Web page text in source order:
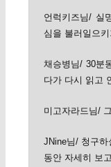
언럭키즈님/ 실
심을 불러일으
채승병님/ 30분
다가 다시 읽고
미고자라드님/
JNine님/ 청구
동안 자세히 보